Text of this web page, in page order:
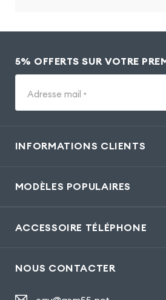
5% OFFERTS SUR VOTRE
Adresse mail *
INFORMATIONS CLIENTS
MODÈLES POPULAIRES
ACCESSOIRE TÉLÉPHONE
NOUS CONTACTER